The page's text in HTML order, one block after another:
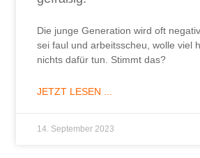
Die junge Generation wird oft
sei faul und arbeitsscheu, wolle viel
nichts dafür tun. Stimmt das?
JETZT LESEN ...
14. September 2023